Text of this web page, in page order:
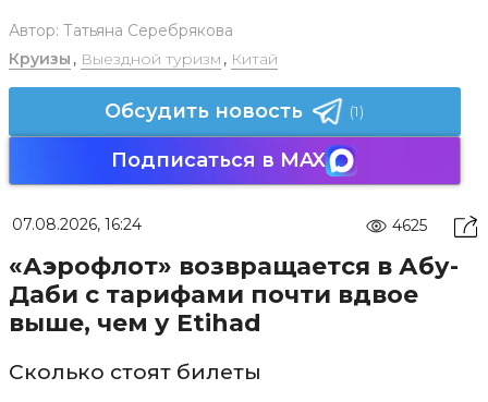
Автор: Татьяна Серебрякова
Круизы , Выездной туризм , Китай
Обсудить новость (1)
Подписаться в MAX
07.08.2026, 16:24 4625
«Аэрофлот» возвращается в Абу-
Даби с тарифами почти вдвое
выше, чем у Etihad
Сколько стоят билеты